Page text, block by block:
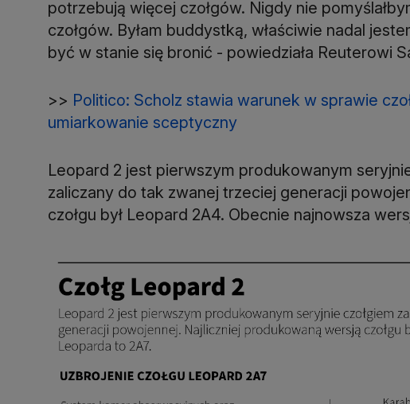
potrzebują więcej czołgów. Nigdy nie
czołgów. Byłam buddystką, właściwie nadal
być w stanie się bronić - powiedziała Reuterowi
>> Politico: Scholz stawia warunek w sprawie
umiarkowanie sceptyczny
Leopard 2 jest pierwszym produkowanym
zaliczany do tak zwanej trzeciej generacji
czołgu był Leopard 2A4. Obecnie najnowsza